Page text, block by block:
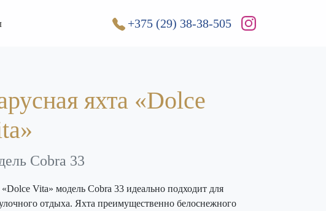
+375 (29) 38-38-505
яхта «Dolce
Cobra 33
Vita» модель Cobra 33 идеально подходит для
отдыха. Яхта преимущественно белоснежного